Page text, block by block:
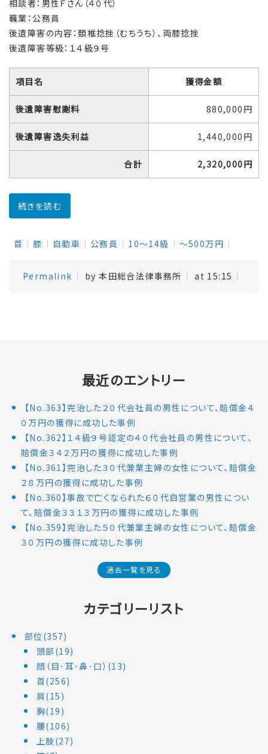
相談者：男性Ｆさん（４０代）
職業：公務員
後遺障害の内容：頚椎捻挫（むちうち）、両膝捻挫
後遺障害等級：１４級９号
項目名 獲得金額
後遺障害慰謝料 880,000円
後遺障害逸失利益 1,440,000円
合計 2,320,000円
続きを読む
首 膝 自動車 公務員 10～14級 ～500万円
Permalink by 本田総合法律事務所 at 15:15
最近のエントリー
【No.363】完治した２０代会社員の男性について、賠償金４
０万円の獲得に成功した事例
【No.362】１４級９号認定の４０代会社員の男性について、
賠償金３４２万円の獲得に成功した事例
【No.361】完治した３０代兼業主婦の女性について、賠償金
２８万円の獲得に成功した事例
【No.360】事故で亡くなられた６０代自営業の男性につい
て、賠償金３３１３万円の獲得に成功した事例
【No.359】完治した５０代兼業主婦の女性について、賠償金
３０万円の獲得に成功した事例
過去一覧を見る
カテゴリーリスト
部位(357)
頭部(19)
顔（目･耳･鼻･口）(13)
首(256)
肩(15)
胸(19)
腰(106)
上肢(27)